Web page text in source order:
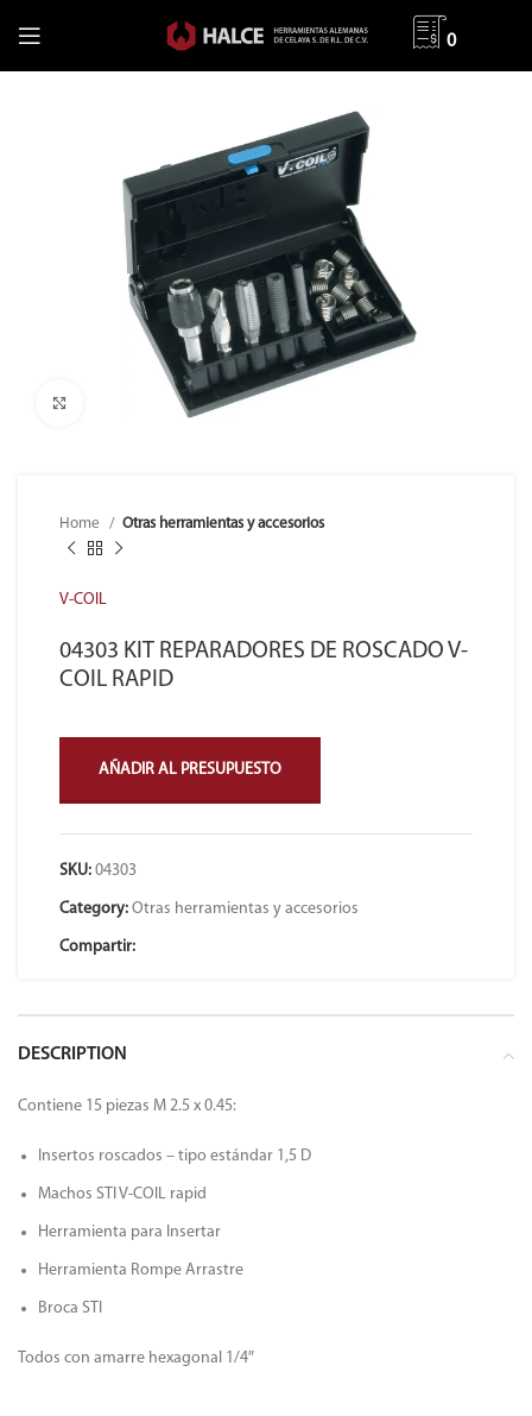
0
Clic para ampliar
Home Otras herramientas y accesorios
V-COIL
04303 KIT REPARADORES DE ROSCADO V-
COIL RAPID
AÑADIR AL PRESUPUESTO
SKU: 04303
Category: Otras herramientas y accesorios
Compartir:
DESCRIPTION
Contiene 15 piezas M 2.5 x 0.45:
Insertos roscados – tipo estándar 1,5 D
Machos STI V-COIL rapid
Herramienta para Insertar
Herramienta Rompe Arrastre
Broca STI
Todos con amarre hexagonal 1/4″